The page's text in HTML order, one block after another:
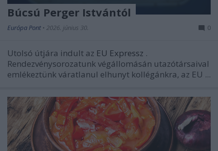
Búcsú Perger Istvántól
Európa Pont • 2026. június 30. 0
Utolsó útjára indult az EU Expressz .
Rendezvénysorozatunk végállomásán utazótársaival
emlékeztünk váratlanul elhunyt kollégánkra, az EU ...